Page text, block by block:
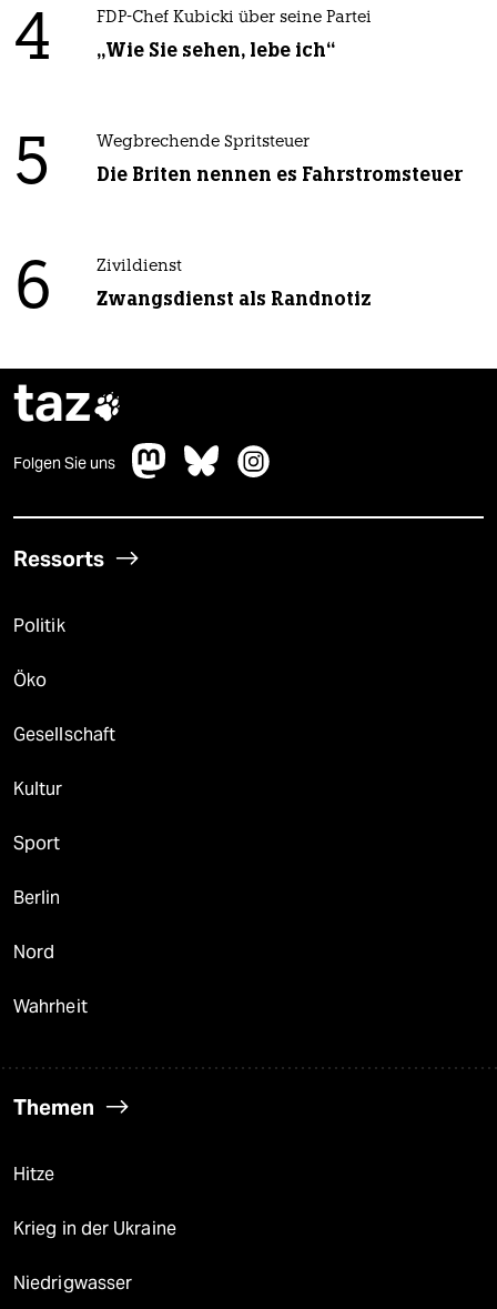
4 FDP-Chef Kubicki über seine Partei
„Wie Sie sehen, lebe ich“
5 Wegbrechende Spritsteuer
Die Briten nennen es Fahrstromsteuer
6 Zivildienst
Zwangsdienst als Randnotiz
taz
Folgen Sie uns
Ressorts
Politik
Öko
Gesellschaft
Kultur
Sport
Berlin
Nord
Wahrheit
Themen
Hitze
Krieg in der Ukraine
Niedrigwasser